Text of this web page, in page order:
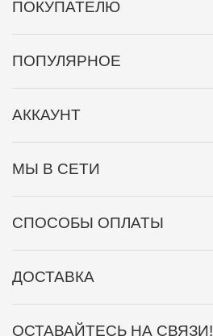
ПОКУПАТЕЛЮ
ПОПУЛЯРНОЕ
АККАУНТ
МЫ В СЕТИ
СПОСОБЫ ОПЛАТЫ
ДОСТАВКА
ОСТАВАЙТЕСЬ НА СВЯЗИ!